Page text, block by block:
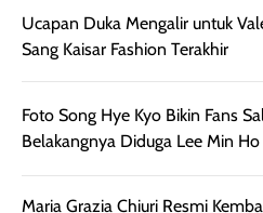
Ucapan Duka Mengalir untuk
Sang Kaisar Fashion Terakhir
Foto Song Hye Kyo Bikin Fans
Belakangnya Diduga Lee Min Ho
Maria Grazia Chiuri Resmi